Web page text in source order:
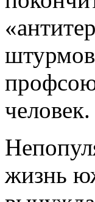
человек.
жизнь